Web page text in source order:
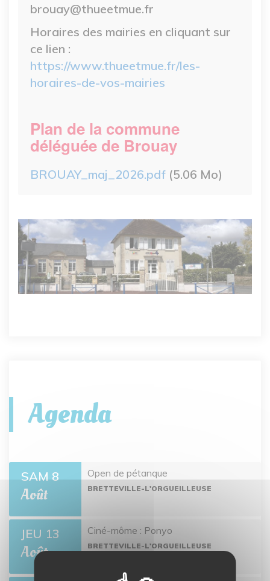
brouay@thueetmue.fr
Horaires des mairies en cliquant sur
ce lien :
https://www.thueetmue.fr/les-
horaires-de-vos-mairies
Plan de la commune
déléguée de Brouay
Fichier
BROUAY_maj_2026.pdf (5.06 Mo)
Agenda
SAM 8
Août
Open de pétanque
BRETTEVILLE-L'ORGUEILLEUSE
JEU 13
Août
Ciné-môme : Ponyo
BRETTEVILLE-L'ORGUEILLEUSE